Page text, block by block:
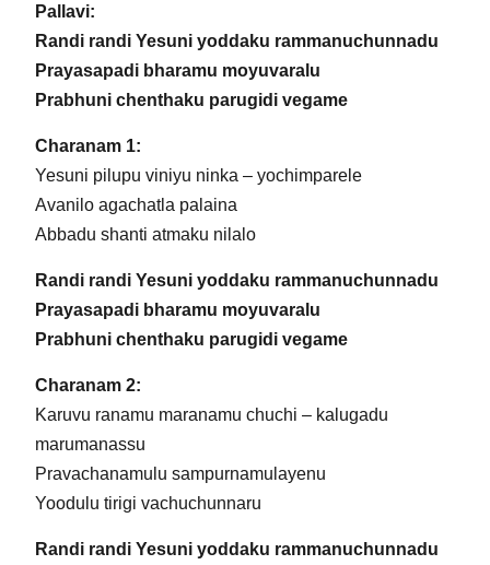
Pallavi:
Randi randi Yesuni yoddaku rammanuchunnadu
Prayasapadi bharamu moyuvaralu
Prabhuni chenthaku parugidi vegame
Charanam 1:
Yesuni pilupu viniyu ninka – yochimparele
Avanilo agachatla palaina
Abbadu shanti atmaku nilalo
Randi randi Yesuni yoddaku rammanuchunnadu
Prayasapadi bharamu moyuvaralu
Prabhuni chenthaku parugidi vegame
Charanam 2:
Karuvu ranamu maranamu chuchi – kalugadu
marumanassu
Pravachanamulu sampurnamulayenu
Yoodulu tirigi vachuchunnaru
Randi randi Yesuni yoddaku rammanuchunnadu